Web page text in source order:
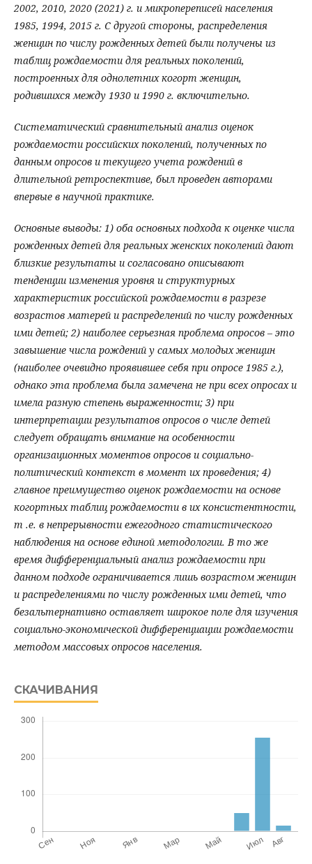
2002, 2010, 2020 (2021) г. и микропереписей населения
1985, 1994, 2015 г. С другой стороны, распределения
женщин по числу рожденных детей были получены из
таблиц рождаемости для реальных поколений,
построенных для однолетних когорт женщин,
родившихся между 1930 и 1990 г. включительно.
Систематический сравнительный анализ оценок
рождаемости российских поколений, полученных по
данным опросов и текущего учета рождений в
длительной ретроспективе, был проведен авторами
впервые в научной практике.
Основные выводы: 1) оба основных подхода к оценке числа
рожденных детей для реальных женских поколений дают
близкие результаты и согласовано описывают
тенденции изменения уровня и структурных
характеристик российской рождаемости в разрезе
возрастов матерей и распределений по числу рожденных
ими детей; 2) наиболее серьезная проблема опросов – это
завышение числа рождений у самых молодых женщин
(наиболее очевидно проявившее себя при опросе 1985 г.),
однако эта проблема была замечена не при всех опросах и
имела разную степень выраженности; 3) при
интерпретации результатов опросов о числе детей
следует обращать внимание на особенности
организационных моментов опросов и социально-
политический контекст в момент их проведения; 4)
главное преимущество оценок рождаемости на основе
когортных таблиц рождаемости в их консистентности,
т .е. в непрерывности ежегодного статистического
наблюдения на основе единой методологии. В то же
время дифференциальный анализ рождаемости при
данном подходе ограничивается лишь возрастом женщин
и распределениями по числу рожденных ими детей, что
безальтернативно оставляет широкое поле для изучения
социально-экономической дифференциации рождаемости
методом массовых опросов населения.
СКАЧИВАНИЯ